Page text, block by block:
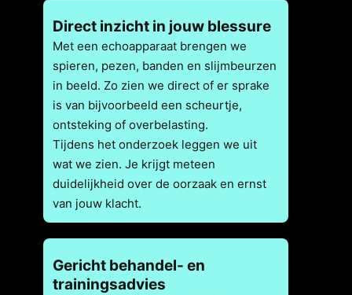
Direct inzicht in jouw blessure
Met een echoapparaat brengen we
spieren, pezen, banden en slijmbeurzen
in beeld. Zo zien we direct of er sprake
is van bijvoorbeeld een scheurtje,
ontsteking of overbelasting.
Tijdens het onderzoek leggen we uit
wat we zien. Je krijgt meteen
duidelijkheid over de oorzaak en ernst
van jouw klacht.
Gericht behandel- en
trainingsadvies